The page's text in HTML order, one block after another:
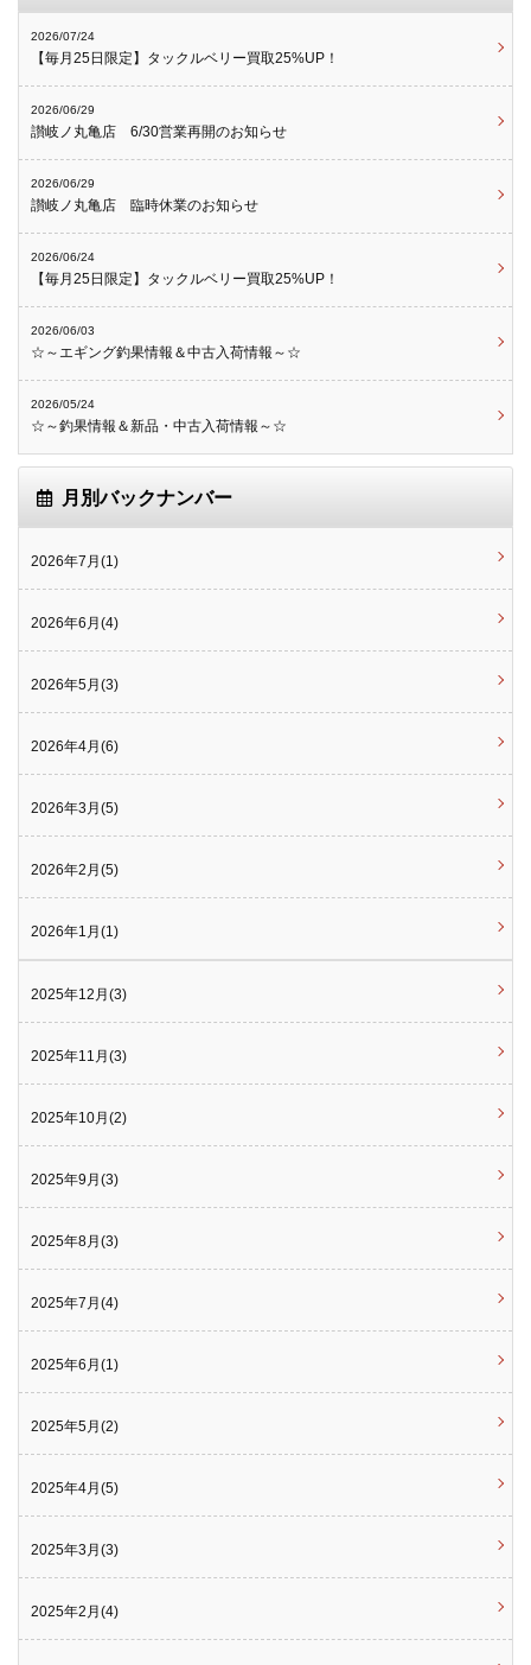
2026/07/24
【毎月25日限定】タックルベリー買取25%UP！
2026/06/29
讃岐ノ丸亀店 6/30営業再開のお知らせ
2026/06/29
讃岐ノ丸亀店 臨時休業のお知らせ
2026/06/24
【毎月25日限定】タックルベリー買取25%UP！
2026/06/03
☆～エギング釣果情報＆中古入荷情報～☆
2026/05/24
☆～釣果情報＆新品・中古入荷情報～☆
月別バックナンバー
2026年7月(1)
2026年6月(4)
2026年5月(3)
2026年4月(6)
2026年3月(5)
2026年2月(5)
2026年1月(1)
2025年12月(3)
2025年11月(3)
2025年10月(2)
2025年9月(3)
2025年8月(3)
2025年7月(4)
2025年6月(1)
2025年5月(2)
2025年4月(5)
2025年3月(3)
2025年2月(4)